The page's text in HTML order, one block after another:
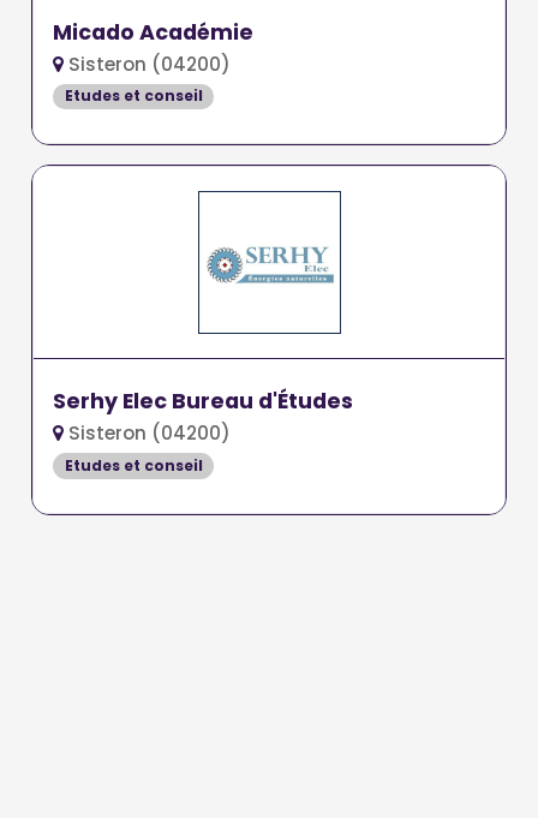
Micado Académie
Sisteron (04200)
Etudes et conseil
Serhy Elec Bureau d'Études
Sisteron (04200)
Etudes et conseil